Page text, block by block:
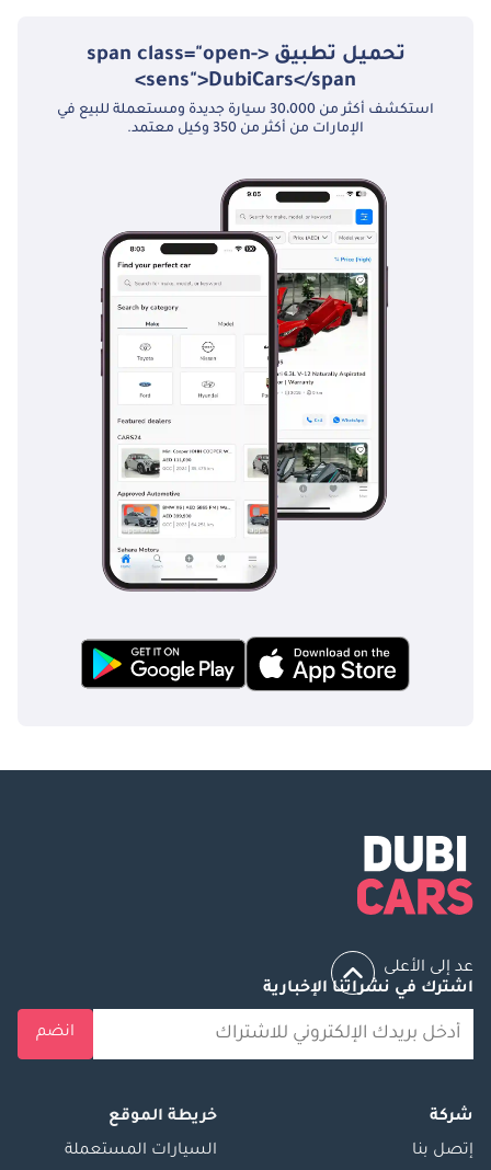
تحميل تطبيق <span class="open-
sens">DubiCars</span>
استكشف أكثر من 30،000 سيارة جديدة ومستعملة للبيع في
الإمارات من أكثر من 350 وكيل معتمد.
عد إلى الأعلى
اشترك في نشراتنا الإخبارية
انضم
شركة
إتصل بنا
خريطة الموقع
السيارات المستعملة